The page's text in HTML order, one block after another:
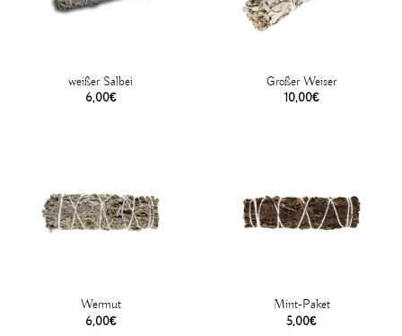
weißer Salbei
6,00€
Großer Weiser
10,00€
Wermut
6,00€
Mint-Paket
5,00€